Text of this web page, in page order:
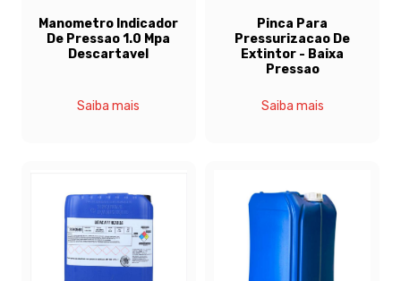
Manometro Indicador
De Pressao 1.0 Mpa
Descartavel
Saiba mais
Pinca Para
Pressurizacao De
Extintor - Baixa
Pressao
Saiba mais